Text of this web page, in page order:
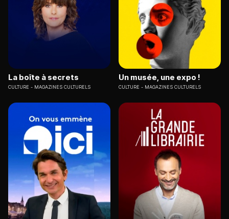
La boîte à secrets
CULTURE MAGAZINES CULTURELS
Un musée, une expo !
CULTURE MAGAZINES CULTURELS